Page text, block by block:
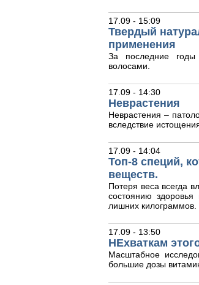
17.09 - 15:09
Твердый
применения
За последние
волосами.
17.09 - 14:30
Неврастения
Неврастения –
вследствие
17.09 - 14:04
Топ-8 специй,
веществ.
Потеря веса всегда
состоянию
лишних килограммов.
17.09 - 13:50
НЕхваткам
Масштабное
большие дозы